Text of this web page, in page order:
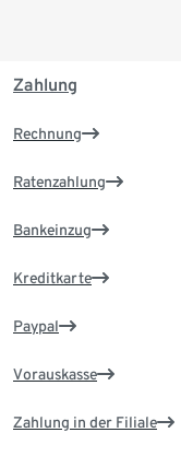
Zahlung
Rechnung
Ratenzahlung
Bankeinzug
Kreditkarte
Paypal
Vorauskasse
Zahlung in der Filiale